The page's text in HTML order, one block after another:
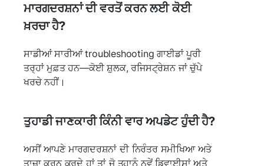
ਮਾਰਗਦਰਸ਼ਨਾਂ ਦੀ ਵਰਤੋਂ ਕਰਨ ਲਈ ਕੋਈ
ਖ਼ਰਚਾ ਹੈ?
ਸਾਡੀਆਂ ਸਾਰੀਆਂ troubleshooting ਗਾਈਡਾਂ ਪੂਰੀ
ਤਰ੍ਹਾਂ ਮੁਫ਼ਤ ਹਨ—ਕੋਈ ਸ਼ੁਲਕ, ਰਜਿਸਟ੍ਰੇਸ਼ਨ ਜਾਂ ਚੁੱਪੇ
ਖਰਚੇ ਨਹੀਂ।
ਤੁਹਾਡੀ ਜਾਣਕਾਰੀ ਕਿੰਨੀ ਵਾਰ ਅਪਡੇਟ ਹੁੰਦੀ ਹੈ?
ਅਸੀਂ ਆਪਣੇ ਮਾਰਗਦਰਸ਼ਨਾਂ ਦੀ ਨਿਰੰਤਰ ਸਮੀਖਿਆ ਅਤੇ
ਤਾਜ਼ਾ ਕਰਨ ਕਰਦੇ ਹਾਂ ਤਾਂ ਜੋ ਤੁਹਾਨੂੰ ਨਵੇਂ ਡਿਵਾਈਸਾਂ ਅਤੇ